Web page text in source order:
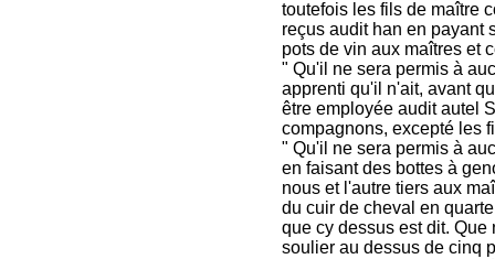
toutefois les fils de maître
reçus audit han en payant
pots de vin aux maîtres et
" Qu'il ne sera permis à
apprenti qu'il n'ait, avant
être employée audit autel
compagnons, excepté les
" Qu'il ne sera permis à
en faisant des bottes à
nous et l'autre tiers aux
du cuir de cheval en
que cy dessus est dit.
soulier au dessus de cinq